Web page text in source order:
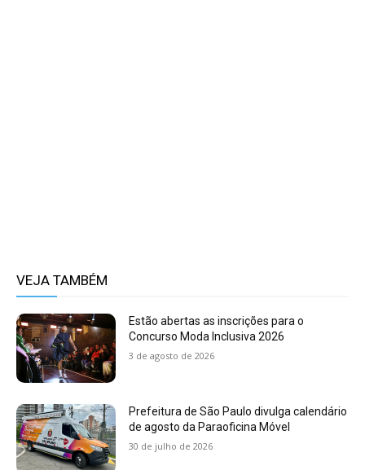
VEJA TAMBÉM
Estão abertas as inscrições para o
Concurso Moda Inclusiva 2026
3 de agosto de 2026
Prefeitura de São Paulo divulga calendário
de agosto da Paraoficina Móvel
30 de julho de 2026